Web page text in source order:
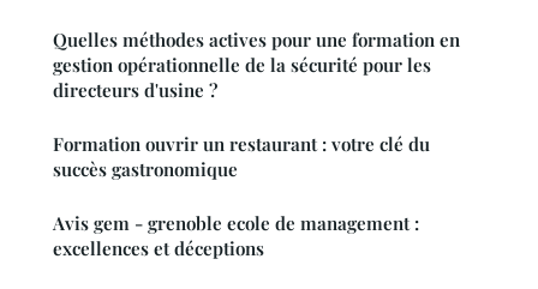
Quelles méthodes actives pour une formation en
gestion opérationnelle de la sécurité pour les
directeurs d'usine ?
Formation ouvrir un restaurant : votre clé du
succès gastronomique
Avis gem - grenoble ecole de management :
excellences et déceptions